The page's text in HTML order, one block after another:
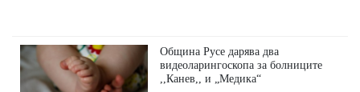
Община Русе дарява два
видеоларингоскопа за болниците
,,Канев,, и „Медика“